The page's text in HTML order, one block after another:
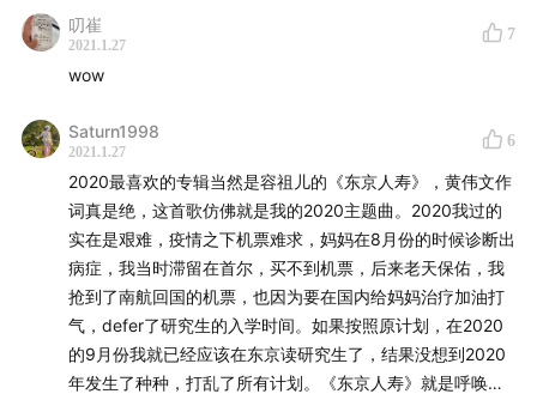
叨崔
2021.1.27
7
wow
Saturn1998
2021.1.27
6
2020最喜欢的专辑当然是容祖儿的《东京人寿》，黄伟文作
词真是绝，这首歌仿佛就是我的2020主题曲。2020我过的
实在是艰难，疫情之下机票难求，妈妈在8月份的时候诊断出
病症，我当时滞留在首尔，买不到机票，后来老天保佑，我
抢到了南航回国的机票，也因为要在国内给妈妈治疗加油打
气，defer了研究生的入学时间。如果按照原计划，在2020
的9月份我就已经应该在东京读研究生了，结果没想到2020
年发生了种种，打乱了所有计划。《东京人寿》就是呼唤人